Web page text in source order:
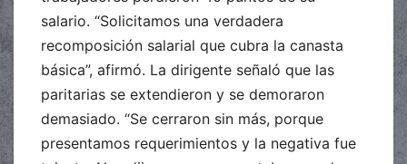
salario. “Solicitamos una verdadera
recomposición salarial que cubra la canasta
básica”, afirmó. La dirigente señaló que las
paritarias se extendieron y se demoraron
demasiado. “Se cerraron sin más, porque
presentamos requerimientos y la negativa fue